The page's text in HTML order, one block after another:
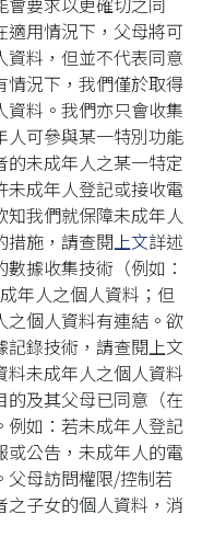
用情況下，父母將可
料，但並不代表同意
情況下，我們僅於取得
料。我們亦只會收集
人可參與某一特別功能
未成年人之某一特定
成年人登記或接收電
我們就保障未成年人
措施，請查閱上文詳述
據收集技術（例如：
年人之個人資料；但
之個人資料有連結。欲
記錄技術，請查閱上文
未成年人之個人資料
及其父母已同意（在
例如：若未成年人登記
或公告，未成年人的電
父母訪問權限/控制若
子女的個人資料，消